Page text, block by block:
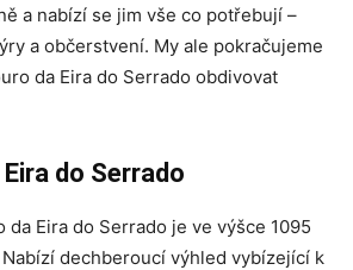
a nabízí se jim vše co potřebují –
a občerstvení. My ale pokračujeme
da Eira do Serrado obdivovat
do Serrado
da Eira do Serrado je ve výšce 1095
dechberoucí výhled vybízející k